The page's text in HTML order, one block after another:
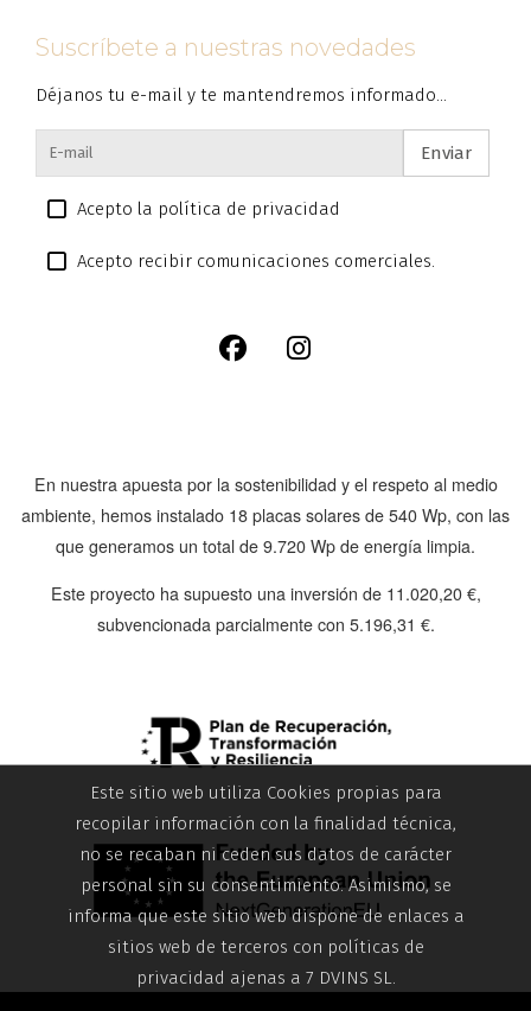
Suscríbete a nuestras novedades
Déjanos tu e-mail y te mantendremos informado...
Enviar
Acepto la política de privacidad
Acepto recibir comunicaciones comerciales.
En nuestra apuesta por la sostenibilidad y el respeto al medio
ambiente, hemos instalado 18 placas solares de 540 Wp, con las
que generamos un total de 9.720 Wp de energía limpia.
Este proyecto ha supuesto una inversión de 11.020,20 €,
subvencionada parcialmente con 5.196,31 €.
Este sitio web utiliza Cookies propias para
recopilar información con la finalidad técnica,
no se recaban ni ceden sus datos de carácter
personal sin su consentimiento. Asimismo, se
informa que este sitio web dispone de enlaces a
sitios web de terceros con políticas de
privacidad ajenas a 7 DVINS SL.